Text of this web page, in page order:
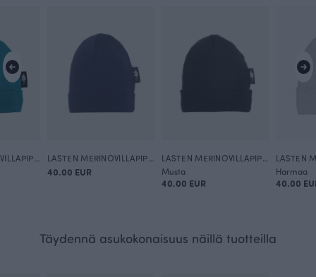
40.00 EUR
Musta
40.00 EUR
Harmaa
40.00
Täydennä asukokonaisuus näillä tuotteilla